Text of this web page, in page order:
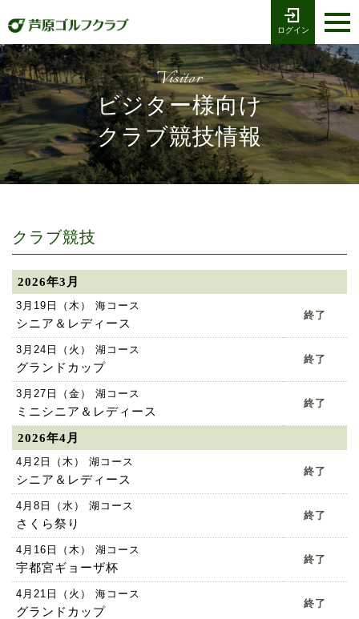
ログイン
お電話でのご予約 受付時間8:00〜17:00
Tel 0776-79-1111
ホーム
海コース
湖コース
プレー予約
施設案内
採用情報
交通アクセス
Visitor
ビジター様向け
クラブ競技情報
クラブ競技
2026年3月
3月19日（木） 海コース
シニア＆レディース
終了
3月24日（火） 湖コース
グランドカップ
終了
3月27日（金） 湖コース
ミニシニア＆レディース
終了
2026年4月
4月2日（木） 湖コース
シニア＆レディース
終了
4月8日（水） 湖コース
さくら祭り
終了
4月16日（木） 湖コース
宇都宮ギョーザ杯
終了
4月21日（火） 海コース
グランドカップ
終了